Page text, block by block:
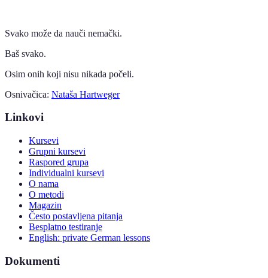
Svako može da nauči nemački.
Baš svako.
Osim onih koji nisu nikada počeli.
Osnivačica: Nataša Hartweger
Linkovi
Kursevi
Grupni kursevi
Raspored grupa
Individualni kursevi
O nama
O metodi
Magazin
Često postavljena pitanja
Besplatno testiranje
English: private German lessons
Dokumenti